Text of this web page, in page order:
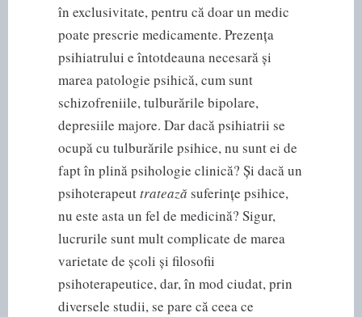
în exclusivitate, pentru că doar un medic
poate prescrie medicamente. Prezența
psihiatrului e întotdeauna necesară și
marea patologie psihică, cum sunt
schizofreniile, tulburările bipolare,
depresiile majore. Dar dacă psihiatrii se
ocupă cu tulburările psihice, nu sunt ei de
fapt în plină psihologie clinică? Și dacă un
psihoterapeuttratează suferințe psihice,
nu este asta un fel de medicină? Sigur,
lucrurile sunt mult complicate de marea
varietate de școli și filosofii
psihoterapeutice, dar, în mod ciudat, prin
diversele studii, se pare că ceea ce